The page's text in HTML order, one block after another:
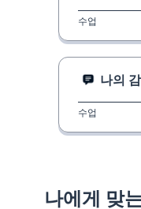
수업
나의
수업
나에게 맞